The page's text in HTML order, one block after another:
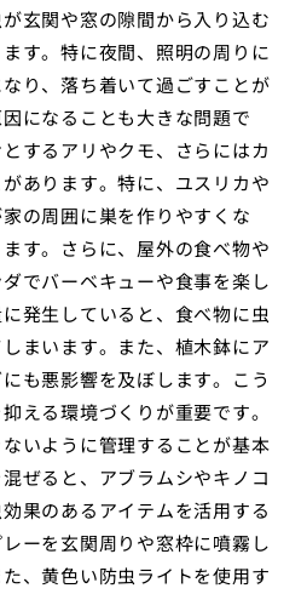
玄関や窓の隙間から入り込む
す。特に夜間、照明の周りに
り、落ち着いて過ごすことが
になることも大きな問題で
するアリやクモ、さらにはカ
あります。特に、ユスリカや
の周囲に巣を作りやすくな
す。さらに、屋外の食べ物や
でバーベキューや食事を楽し
発生していると、食べ物に虫
まいます。また、植木鉢にア
も悪影響を及ぼします。こう
える環境づくりが重要です。
いように管理することが基本
ぜると、アブラムシやキノコ
果のあるアイテムを活用する
ーを玄関周りや窓枠に噴霧し
、黄色い防虫ライトを使用す